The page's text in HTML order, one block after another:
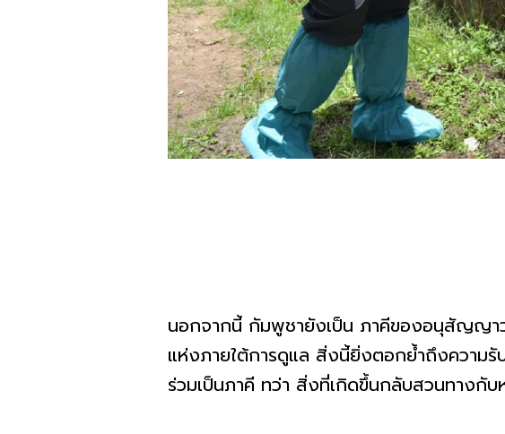
นอกจากนี้ กัมพูชายังเป็น ภาคีของอนุสัญญา
แห่งภายใต้การดูแล สิ่งนี้ยิ่งตอกย้ำถึงควา
ร่วมเป็นภาคี ทว่า สิ่งที่เกิดขึ้นกลับสวนทางกั